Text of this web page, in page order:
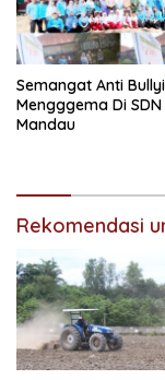
Semangat Anti
Mengggema Di SDN
Mandau
Rekomendasi